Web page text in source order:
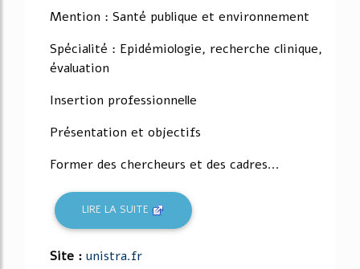
Mention : Santé publique et environnement
Spécialité : Epidémiologie, recherche clinique,
évaluation
Insertion professionnelle
Présentation et objectifs
Former des chercheurs et des cadres...
LIRE LA SUITE
Site : unistra.fr